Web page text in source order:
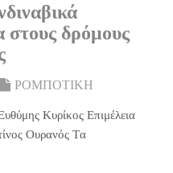
στους δρόμους
ΡΟΜΠΟΤΙΚΗ
Κυρίκος Επιμέλεια
Ουρανός Tα